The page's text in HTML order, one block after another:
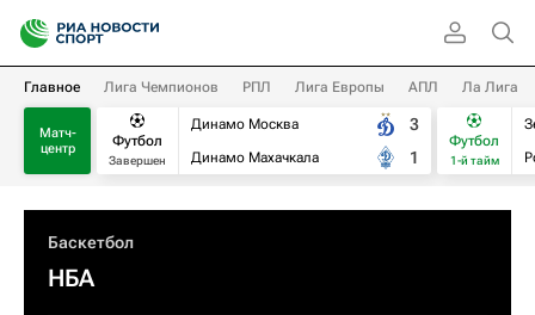
Главное Лига Чемпионов РПЛ Лига Европы АПЛ Ла Лига
Матч-
центр
Футбол
Завершен
Динамо Москва
Динамо Махачкала
3
1
Футбол
1-й тайм
Баскетбол
НБА